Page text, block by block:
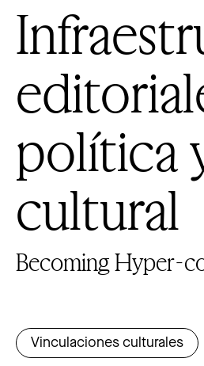
política
cultural
Becoming Hyper-
Vinculaciones culturales